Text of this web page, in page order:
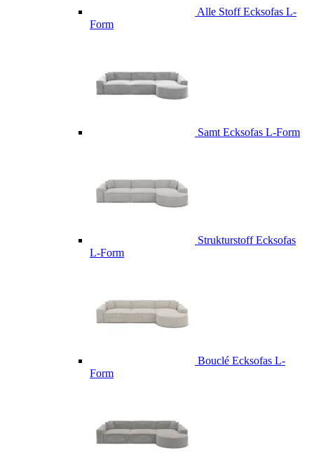
Alle Stoff Ecksofas L-
Form
Samt Ecksofas L-Form
Strukturstoff Ecksofas
L-Form
Bouclé Ecksofas L-
Form